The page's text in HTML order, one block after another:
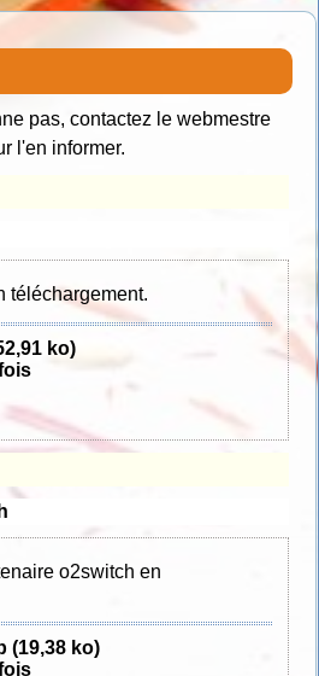
pas, contactez le webmestre
l'en informer.
téléchargement.
ko)
o2switch en
(19,38 ko)